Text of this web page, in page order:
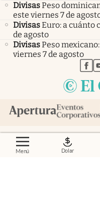
Menú Dolar
DivisasPeso
este viernes 7 de
DivisasEuro: a cuánto
de agosto
DivisasPeso
viernes 7 de agosto
Contacto Canales de